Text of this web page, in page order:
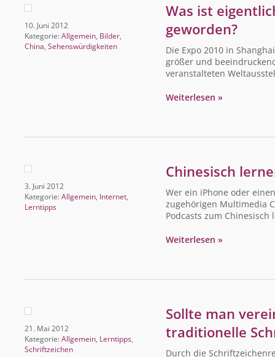
10. Juni 2012
Kategorie:Allgemein, Bilder,
China, Sehenswürdigkeiten
Was ist
geworden?
Die Expo 2010 in
größer und
veranstalteten
Weiterlesen »
3. Juni 2012
Kategorie:Allgemein, Internet,
Lerntipps
Chinesisch
Wer ein iPhone oder
zugehörigen Multimedia
Podcasts zum Chinesisch
Weiterlesen »
21. Mai 2012
Kategorie:Allgemein, Lerntipps,
Schriftzeichen
Sollte man
traditionelle
Durch die